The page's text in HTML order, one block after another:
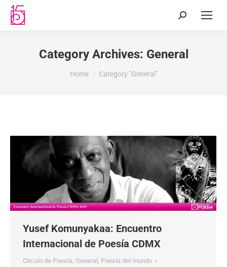
Category Archives: General
You are here:
Home Category "General"
Yusef Komunyakaa: Encuentro
Internacional de Poesía CDMX
Circulo de Poesía, General , Poesía del mundo